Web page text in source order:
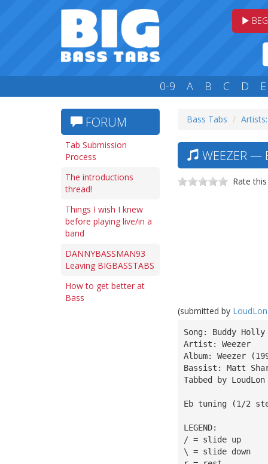
0-9 A B C D E
FORUM
Tab Submission
Process
The introductions
thread!
Things I wish I knew
before playing live/in a
band
DANNYBASSMAN93
Leaving BIGBASSTABS
How to get better at
Bass
Bass Tabs
WEEZER —
Rate
(submitted by LoudLon
Song: Buddy Holly
Artist: Weezer
Album: Weezer
Bassist: Matt
Tabbed by
Eb tuning (1/2
LEGEND:
/ = slide up
\ = slide down